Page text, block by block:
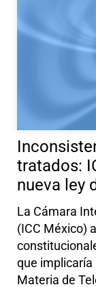
tratados:
nueva ley
La Cámara
(ICC México)
que implicaría
Materia de